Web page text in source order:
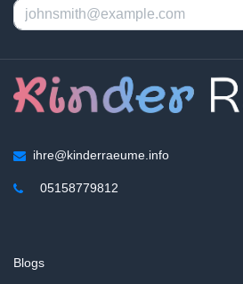
ihre@kinderraeume.info
05158779812
Blogs